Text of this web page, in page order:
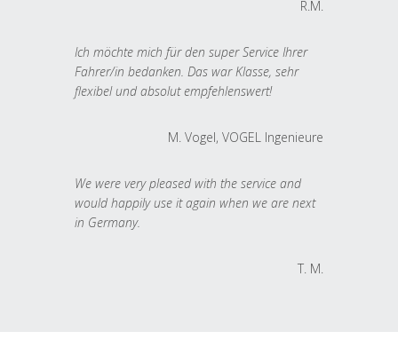
R.M.
Ich möchte mich für den super Service Ihrer
Fahrer/in bedanken. Das war Klasse, sehr
flexibel und absolut empfehlenswert!
M. Vogel, VOGEL Ingenieure
We were very pleased with the service and
would happily use it again when we are next
in Germany.
T. M.